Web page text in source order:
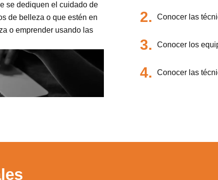
se dediquen el cuidado de
de belleza o que estén en
o emprender usando las
2. Conocer las
3. Conocer los
4. Conocer las